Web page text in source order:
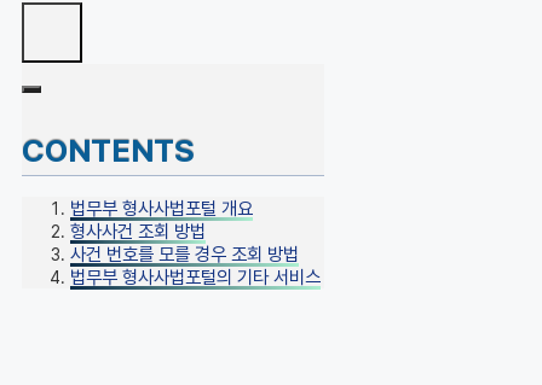
CONTENTS
법무부 형사사법포털 개요
형사사건 조회 방법
사건 번호를 모를 경우 조회 방법
법무부 형사사법포털의 기타 서비스